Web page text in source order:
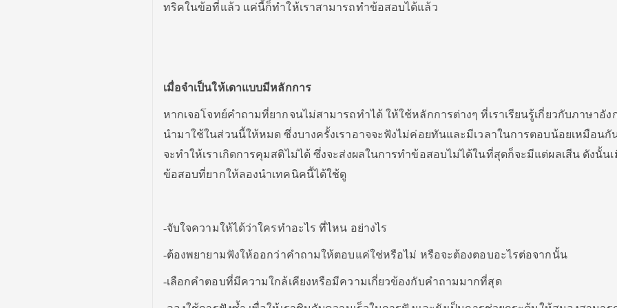
ทริคในข้อที่แล้ว แค่นี้ก็ทำให้เราสามารถทำข้อสอบได้แล้ว
เมื่อจำเป็นให้เดาแบบมีหลักการ
หากเจอโจทย์คำถามที่ยากจนไม่สามารถทำได้ ให้ใช้หลักการต่างๆ ที่เราเรียนรู้เกี่ยวกับภาษาอัง
นำมาใช้ในส่วนนี้ให้หมด ซึ่งบางครั้งเราอาจจะฟังไม่ค่อยทันและมีเวลาในการตอบน้อยเหมือนกั
จะทำให้เราเกิดการคุมสติไม่ได้ ซึ่งจะส่งผลในการทำข้อสอบไม่ได้ในที่สุดก็จะมีแต่ผลเสีน ดังนั้นเ
ข้อสอบที่ยากให้ลองนำเทคนิคนี้ได้ใช้ดู
-จับใจความให้ได้ว่าใครทำอะไร ที่ไหน อย่างไร
-ต้องพยายามฟังให้ออกว่าคำถามให้ตอบแค่ใช่หรือไม่ หรือจะต้องตอบอะไรต่อจากนั้น
-เลือกคำตอบที่มีความใกล้เคียงหรือมีความเกี่ยวข้องกับคำถามมากที่สุด